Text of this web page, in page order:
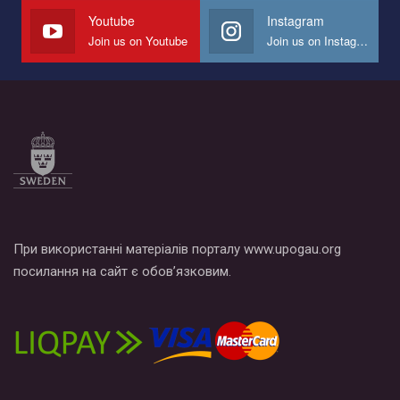
СОГИ в Украине.
Все, что вам нужно сделать - это зайти на наш канал YouTube
по этой ссылке и поставить лайк под видео.
Youtube
Join us on Youtube
Instagram
Join us on Instagram
При використанні матеріалів порталу www.upogau.org
посилання на сайт є обов’язковим.